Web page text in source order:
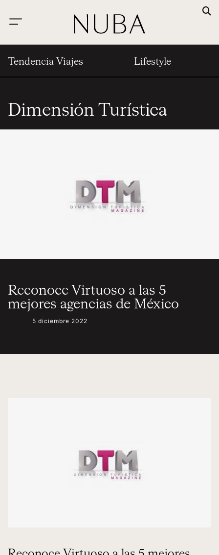
Tendencia Viajes Lifestyle
Dimensión Turística
Reconoce Virtuoso a las 5
mejores agencias de México
5 diciembre 2022